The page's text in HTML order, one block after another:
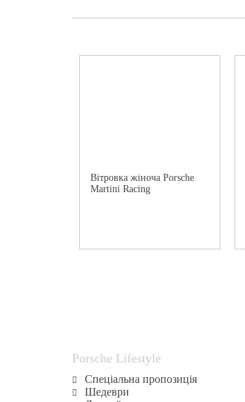
Вітровка жіноча Porsche
Martini Racing
Porsche Lifestyle
Спеціальна пропозиція
Шедеври